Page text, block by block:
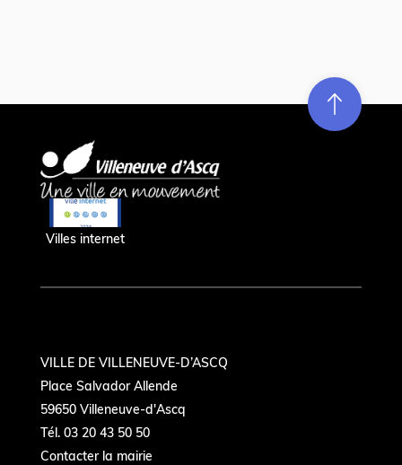
Re
m
on
e
en hau
Villes internet
VILLE DE VILLENEUVE-D’ASCQ
Place Salvador Allende
59650 Villeneuve-d'Ascq
Tél. 03 20 43 50 50
Contacter la mairie